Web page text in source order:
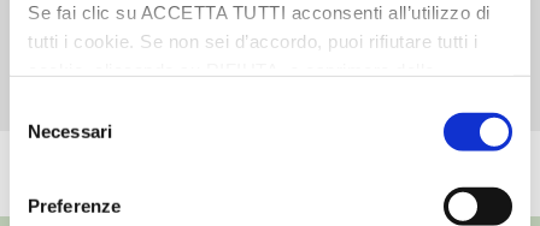
Se fai clic su ACCETTA TUTTI acconsenti all’utilizzo di
tutti i cookie. Se non sei d’accordo, puoi rifiutare tutti i
desideri accettare e cliccando ACCETTA SELEZIONATI.
delNecessari
Preferenze
Cucina